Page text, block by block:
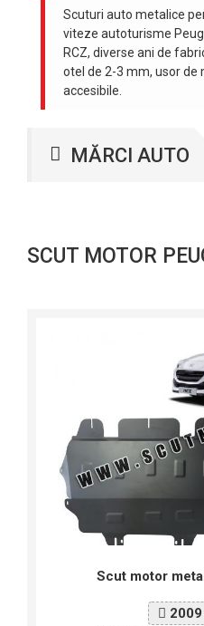
Scuturi auto metalice
viteze autoturisme
RCZ, diverse ani de
otel de 2-3 mm, usor de
accesibile.
MĂRCI AUTO
SCUT MOTOR
Scut motor